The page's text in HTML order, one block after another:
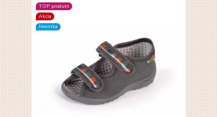
TOP produkt
Akcia
Novinka